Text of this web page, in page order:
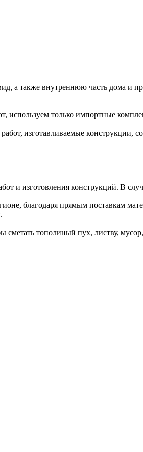
а также внутреннюю часть дома и
используем только импортные
изготавливаемые конструкции,
и изготовления конструкций. В
благодаря прямым поставкам
сметать тополиный пух, листву,